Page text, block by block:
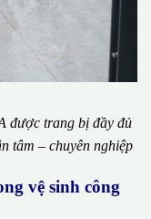
được trang bị đầy đủ
tâm – chuyên nghiệp
vệ sinh công